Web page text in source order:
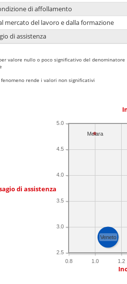
di affollamento
mercato del lavoro e dalla formazione
di assistenza
valore nullo o poco significativo del denominatore
rende i valori non significativi
di assistenza
0.8 1.0 1.2
2.5
3.0
3.5
4.0
4.5
5.0
Veneto
Melara